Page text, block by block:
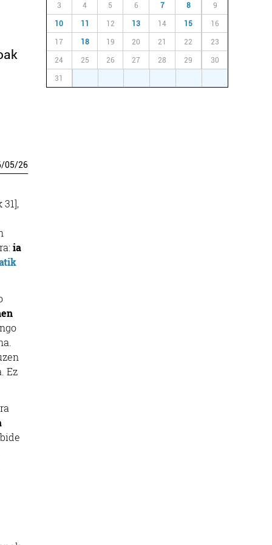
/05/26
ia
Ez
3 4 5 6 7 8 9
10 11 12 13 14 15 16
17 18 19 20 21 22 23
24 25 26 27 28 29 30
31